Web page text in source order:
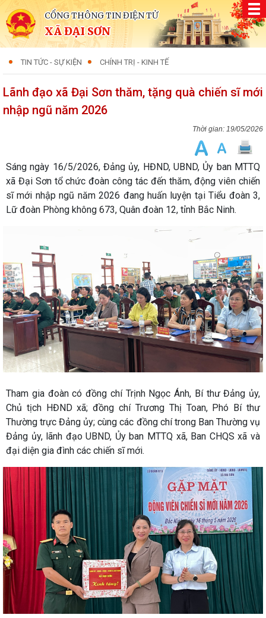
CỔNG THÔNG TIN ĐIỆN TỬ
XÃ ĐẠI SƠN
TIN TỨC - SỰ KIỆN CHÍNH TRỊ - KINH TẾ
Lãnh đạo xã Đại Sơn thăm, tặng quà chiến sĩ mới
nhập ngũ năm 2026
19/05/2026
Sáng ngày 16/5/2026, Đảng ủy, HĐND, UBND, Ủy ban MTTQ
xã Đại Sơn tổ chức đoàn công tác đến thăm, động viên chiến
sĩ mới nhập ngũ năm 2026 đang huấn luyện tại Tiểu đoàn 3,
Lữ đoàn Phòng không 673, Quân đoàn 12, tỉnh Bắc Ninh.
Tham gia đoàn có đồng chí Trịnh Ngọc Ánh, Bí thư Đảng ủy,
Chủ tịch HĐND xã; đồng chí Trương Thị Toan, Phó Bí thư
Thường trực Đảng ủy; cùng các đồng chí trong Ban Thường vụ
Đảng ủy, lãnh đạo UBND, Ủy ban MTTQ xã, Ban CHQS xã và
đại diện gia đình các chiến sĩ mới.